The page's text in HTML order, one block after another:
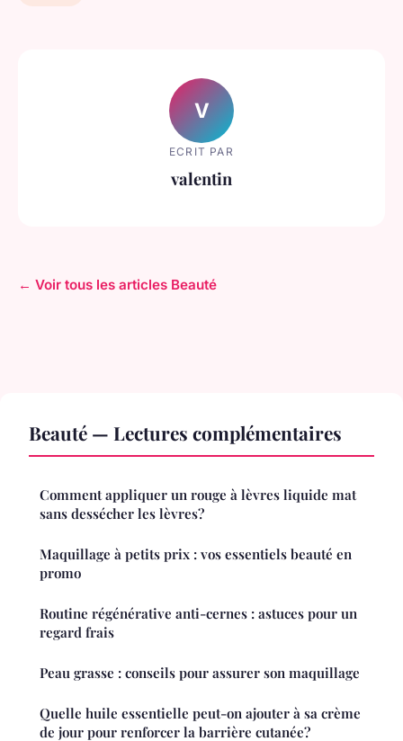
V
ECRIT PAR
valentin
← Voir tous les articles Beauté
Beauté — Lectures complémentaires
Comment appliquer un rouge à lèvres liquide mat
sans dessécher les lèvres?
Maquillage à petits prix : vos essentiels beauté en
promo
Routine régénérative anti-cernes : astuces pour un
regard frais
Peau grasse : conseils pour assurer son maquillage
Quelle huile essentielle peut-on ajouter à sa crème
de jour pour renforcer la barrière cutanée?